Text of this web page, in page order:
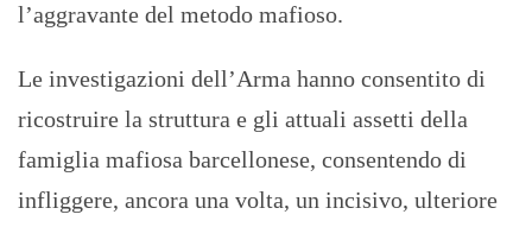
l’aggravante del metodo mafioso.
Le investigazioni dell’Arma hanno consentito di
ricostruire la struttura e gli attuali assetti della
famiglia mafiosa barcellonese, consentendo di
infliggere, ancora una volta, un incisivo, ulteriore